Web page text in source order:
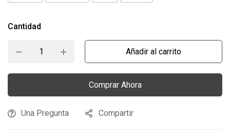
Cantidad
Añadir al carrito
Comprar Ahora
Una Pregunta Compartir